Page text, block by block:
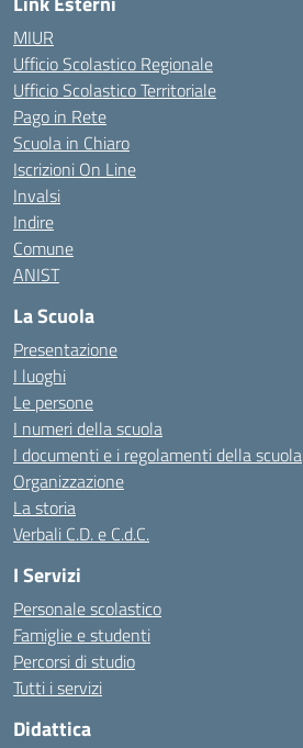
MIUR
Ufficio Scolastico Regionale
Ufficio Scolastico Territoriale
Pago in Rete
Scuola in Chiaro
Iscrizioni On Line
Invalsi
Indire
Comune
ANIST
La Scuola
Presentazione
I luoghi
Le persone
I numeri della scuola
I documenti e i regolamenti della scuola
Organizzazione
La storia
Verbali C.D. e C.d.C.
I Servizi
Personale scolastico
Famiglie e studenti
Percorsi di studio
Tutti i servizi
Didattica